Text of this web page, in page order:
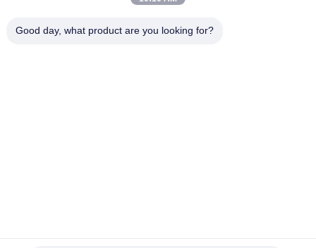
家へ
新しい
Good day, what product are you looking for?